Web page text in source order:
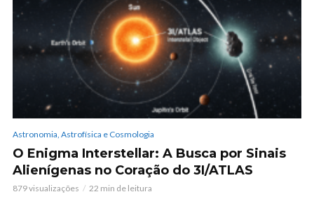
Astronomia, Astrofísica e Cosmologia
O Enigma Interstellar: A Busca por Sinais
Alienígenas no Coração do 3I/ATLAS
879 visualizações 22 min de leitura